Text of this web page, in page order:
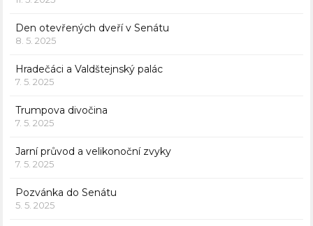
Den otevřených dveří v Senátu
8. 5. 2025
Hradečáci a Valdštejnský palác
7. 5. 2025
Trumpova divočina
7. 5. 2025
Jarní průvod a velikonoční zvyky
7. 5. 2025
Pozvánka do Senátu
5. 5. 2025